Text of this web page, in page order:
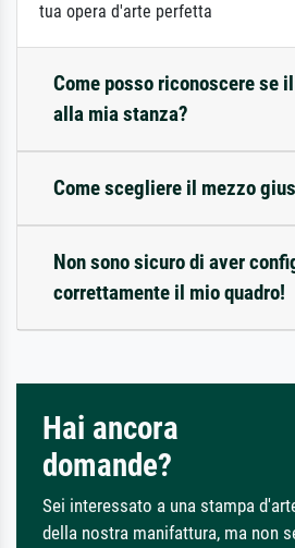
tua opera d'arte perfetta
Come posso riconoscere se
alla mia stanza?
Come scegliere il mezzo
Non sono sicuro di aver
correttamente il mio quadro!
Hai ancora
domande?
Sei interessato a una stampa
della nostra manifattura, ma non